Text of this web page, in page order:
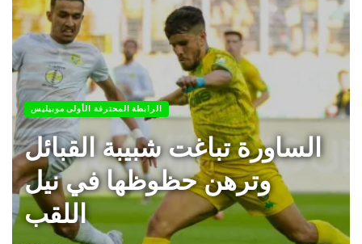
الرابطة المحترفة الأولى موبيليس
الساورة تباغت شبيبة القبائل
وترهن حظوظها في نيل
اللقب